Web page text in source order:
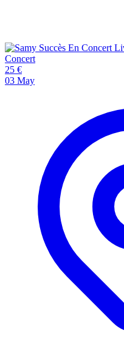
Concert
25 €
03 May